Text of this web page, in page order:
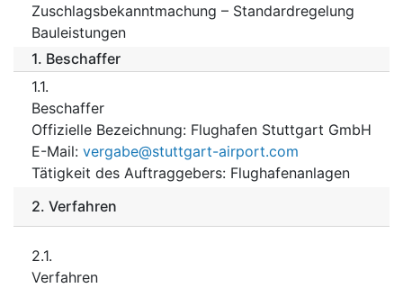
Zuschlagsbekanntmachung – Standardregelung
Bauleistungen
1. Beschaffer
1.1.
Beschaffer
Offizielle Bezeichnung: Flughafen Stuttgart GmbH
E-Mail: vergabe@stuttgart-airport.com
Tätigkeit des Auftraggebers: Flughafenanlagen
2. Verfahren
2.1.
Verfahren